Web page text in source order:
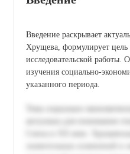
Введение раскрывает
Хрущева, формулирует цель
исследовательской работы.
изучения социально-
указанного периода.